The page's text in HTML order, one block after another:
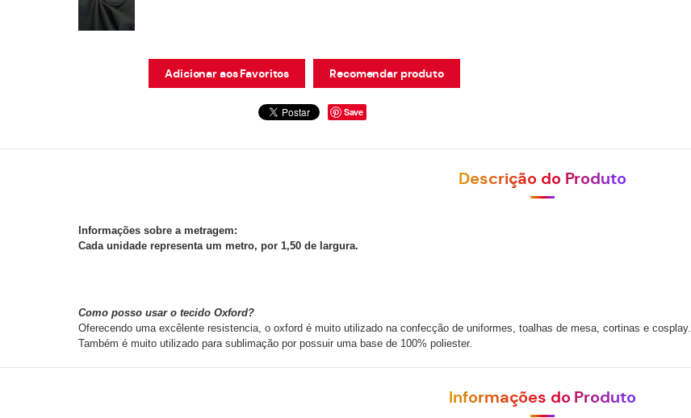
Adicionar aos Favoritos Recomendar produto
Save
Descrição do Produto
Informações sobre a metragem:
Cada unidade representa um metro, por 1,50 de largura.
Como posso usar o tecido Oxford?
Oferecendo uma excêlente resistencia, o oxford é muito utilizado na confecção de uniformes, toalhas de mesa, cortinas e cosplay.
Também é muito utilizado para sublimação por possuir uma base de 100% poliester.
Informações do Produto